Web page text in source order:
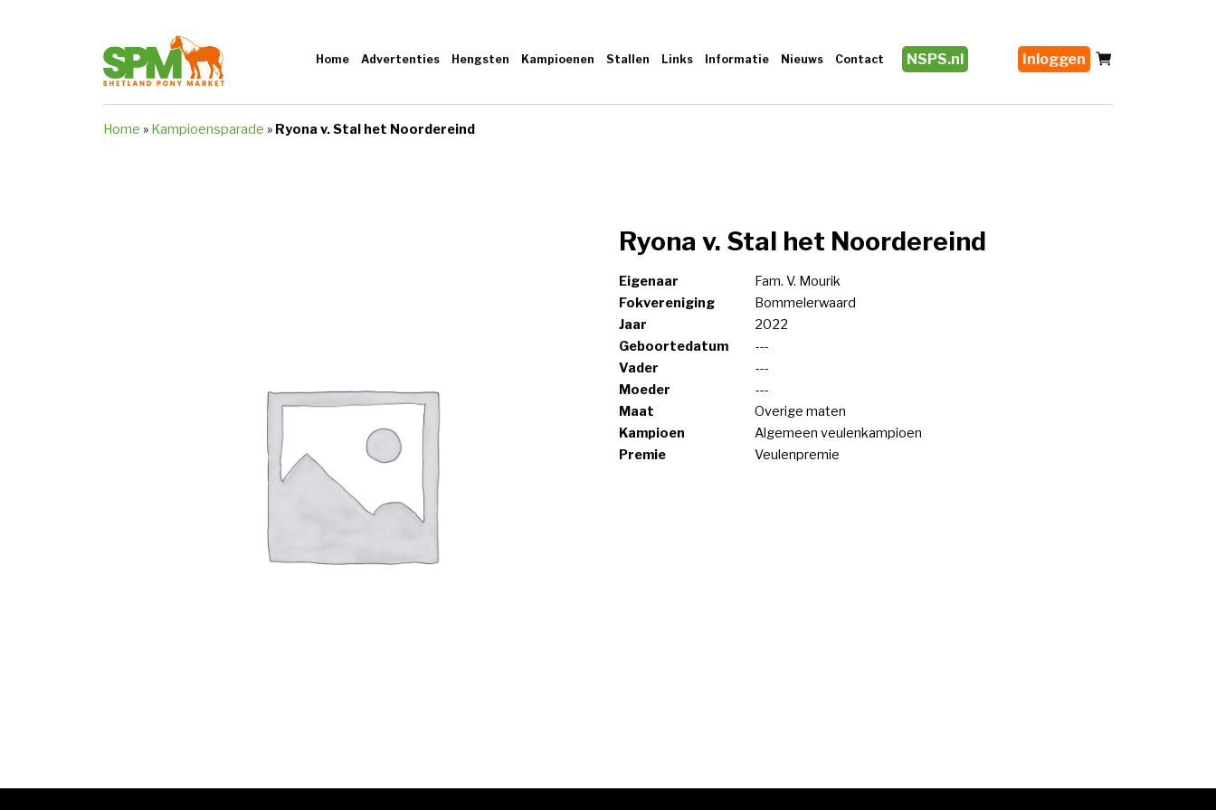
Home Advertenties Hengsten Kampioenen Stallen Links Informatie Nieuws Contact NSPS.nl Inloggen
Home » Kampioensparade » Ryona v. Stal het Noordereind
Ryona v. Stal het Noordereind
Eigenaar
Fam. V. Mourik
Fokvereniging
Bommelerwaard
Jaar
2022
Geboortedatum
---
Vader
---
Moeder
---
Maat
Overige maten
Kampioen
Algemeen veulenkampioen
Premie
Veulenpremie